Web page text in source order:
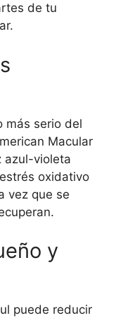
de tu
más serio del
Macular
azul-violeta
oxidativo
vez que se
y
puede reducir